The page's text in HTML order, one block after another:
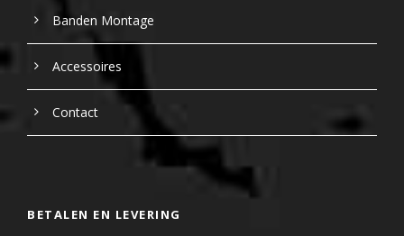
Banden Montage
Accessoires
Contact
BETALEN EN LEVERING